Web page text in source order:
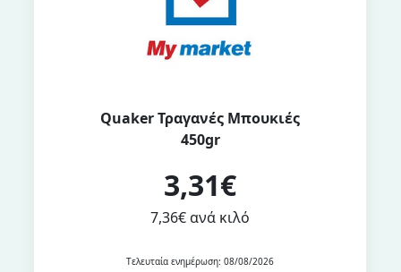
Quaker Τραγανές Μπουκιές
450gr
3,31€
7,36€ ανά κιλό
Τελευταία ενημέρωση: 08/08/2026